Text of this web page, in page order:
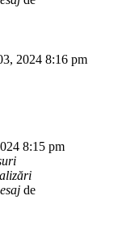
2024 8:16 pm
8:15 pm
de